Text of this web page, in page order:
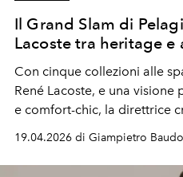
Il Grand Slam di
Lacoste tra heritage e
Con cinque collezioni alle
René Lacoste, e una visione
e comfort-chic, la direttrice
sta ridefinendo l'universo di
come fondamenta.
19.04.2026 di Giampietro